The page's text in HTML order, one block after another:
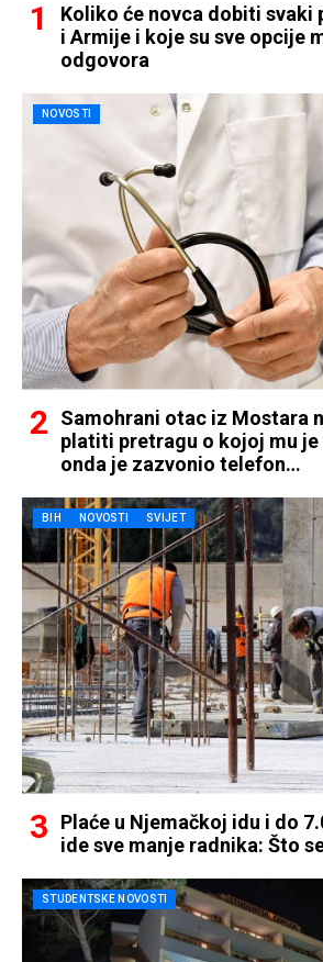
Koliko će novca dobiti svaki
i Armije i koje su sve opcije
odgovora
NOVOSTI
Samohrani otac iz Mostara
platiti pretragu o kojoj mu
onda je zazvonio telefon…
BIH NOVOSTI SVIJET
Plaće u Njemačkoj idu i do
ide sve manje radnika: Što
STUDENTSKE NOVOSTI